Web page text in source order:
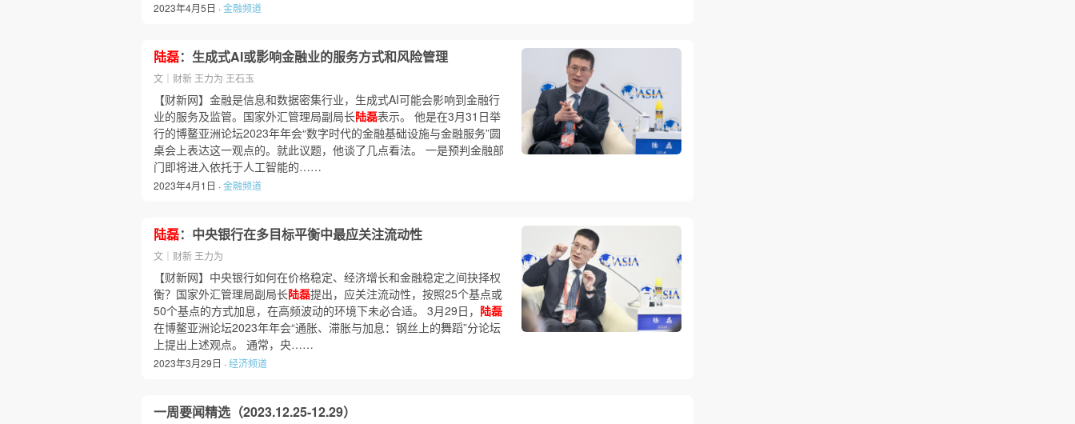
2023年4月5日 ·金融频道
陆磊：生成式AI或影响金融业的服务方式和风险管理
文｜财新 王力为 王石玉
【财新网】金融是信息和数据密集行业，生成式AI可能会影响到金融行
业的服务及监管。国家外汇管理局副局长陆磊表示。 他是在3月31日举
行的博鳌亚洲论坛2023年年会“数字时代的金融基础设施与金融服务”圆
桌会上表达这一观点的。就此议题，他谈了几点看法。 一是预判金融部
门即将进入依托于人工智能的……
2023年4月1日 ·金融频道
陆磊：中央银行在多目标平衡中最应关注流动性
文｜财新 王力为
【财新网】中央银行如何在价格稳定、经济增长和金融稳定之间抉择权
衡？国家外汇管理局副局长陆磊提出，应关注流动性，按照25个基点或
50个基点的方式加息，在高频波动的环境下未必合适。 3月29日， 陆磊
在博鳌亚洲论坛2023年年会“通胀、滞胀与加息：钢丝上的舞蹈”分论坛
上提出上述观点。 通常，央……
2023年3月29日 ·经济频道
一周要闻精选（2023.12.25-12.29）